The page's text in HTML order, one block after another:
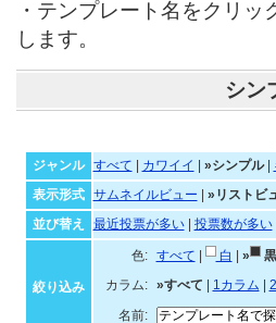
・テンプレート名をクリ
します。
シン
ジャンル すべて カワイイ »シンプル|
表示形式
サムネイルビュー
»リストビ
並び替え
最近投票が多い| 投票数が多い|
絞り込み
色: すべて 白 » 黒
カラム:
»すべて 1カラム
名前: